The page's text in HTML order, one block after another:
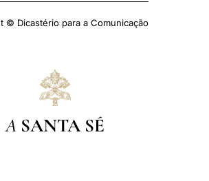
© Dicastério para a Comunicação
A SANTA SÉ